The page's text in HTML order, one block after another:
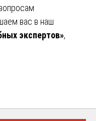
вас в наш
экспертов»,